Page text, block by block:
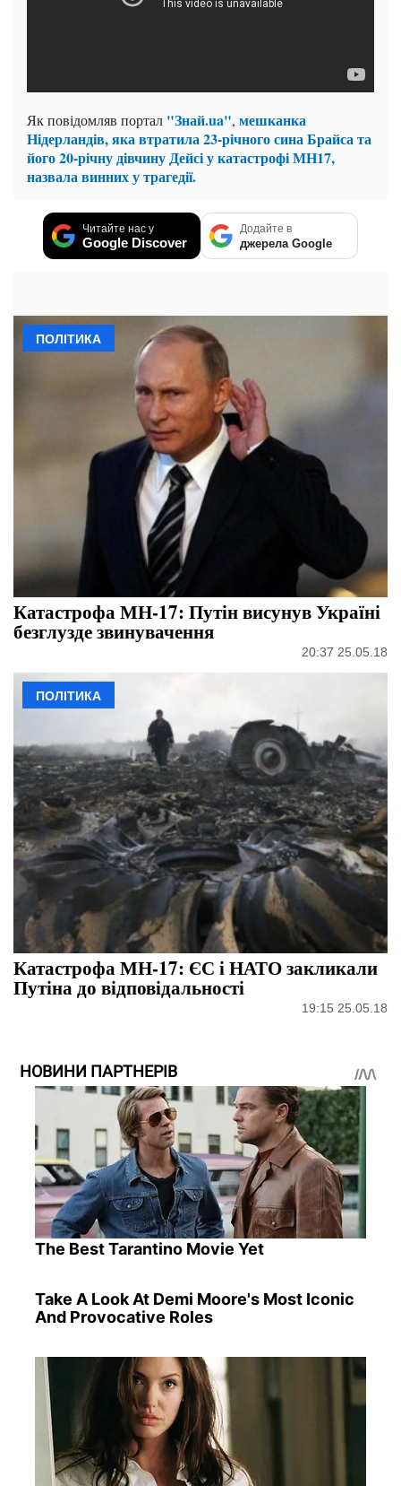
Як повідомляв портал "Знай.ua", мешканка
Нідерландів, яка втратила 23-річного сина Брайса та
його 20-річну дівчину Дейсі у катастрофі МН17,
назвала винних у трагедії.
Читайте нас у
Google Discover
Додайте в
джерела Google
ПОЛІТИКА
Катастрофа МН-17: Путін висунув Україні
безглузде звинувачення
20:37 25.05.18
ПОЛІТИКА
Катастрофа МН-17: ЄС і НАТО закликали
Путіна до відповідальності
19:15 25.05.18
НОВИНИ ПАРТНЕРІВ
The Best Tarantino Movie Yet
Take A Look At Demi Moore's Most Iconic
And Provocative Roles